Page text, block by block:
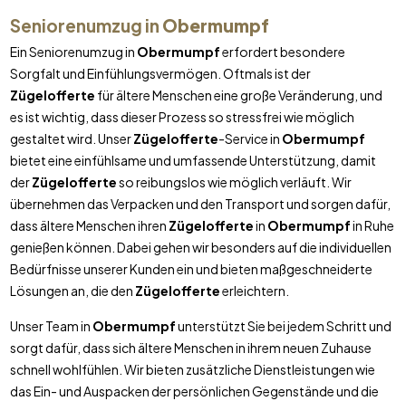
Seniorenumzug in Obermumpf
Ein Seniorenumzug in Obermumpferfordert besondere
Sorgfalt und Einfühlungsvermögen. Oftmals ist der
Zügelofferte für ältere Menschen eine große Veränderung, und
es ist wichtig, dass dieser Prozess so stressfrei wie möglich
gestaltet wird. UnserZügelofferte-Service in Obermumpf
bietet eine einfühlsame und umfassende Unterstützung, damit
derZügelofferteso reibungslos wie möglich verläuft. Wir
übernehmen das Verpacken und den Transport und sorgen dafür,
dass ältere Menschen ihren Zügeloffertein Obermumpfin Ruhe
genießen können. Dabei gehen wir besonders auf die individuellen
Bedürfnisse unserer Kunden ein und bieten maßgeschneiderte
Lösungen an, die den Zügelofferteerleichtern.
Unser Team in Obermumpfunterstützt Sie bei jedem Schritt und
sorgt dafür, dass sich ältere Menschen in ihrem neuen Zuhause
schnell wohlfühlen. Wir bieten zusätzliche Dienstleistungen wie
das Ein- und Auspacken der persönlichen Gegenstände und die